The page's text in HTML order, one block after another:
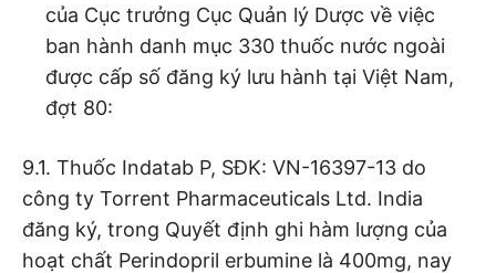
của Cục trưởng Cục Quản lý Dược về việc
ban hành danh mục 330 thuốc nước ngoài
được cấp số đăng ký lưu hành tại Việt Nam,
đợt 80:
9.1. Thuốc Indatab P, SĐK: VN-16397-13 do
công ty Torrent Pharmaceuticals Ltd. India
đăng ký, trong Quyết định ghi hàm lượng của
hoạt chất Perindopril erbumine là 400mg, nay